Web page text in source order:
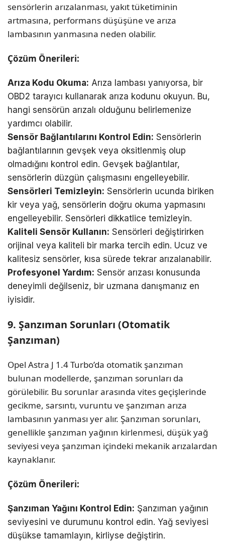
sensörlerin arızalanması, yakıt tüketiminin
artmasına, performans düşüşüne ve arıza
lambasının yanmasına neden olabilir.
Çözüm Önerileri:
Arıza Kodu Okuma: Arıza lambası yanıyorsa, bir
OBD2 tarayıcı kullanarak arıza kodunu okuyun. Bu,
hangi sensörün arızalı olduğunu belirlemenize
yardımcı olabilir.
Sensör Bağlantılarını Kontrol Edin: Sensörlerin
bağlantılarının gevşek veya oksitlenmiş olup
olmadığını kontrol edin. Gevşek bağlantılar,
sensörlerin düzgün çalışmasını engelleyebilir.
Sensörleri Temizleyin: Sensörlerin ucunda biriken
kir veya yağ, sensörlerin doğru okuma yapmasını
engelleyebilir. Sensörleri dikkatlice temizleyin.
Kaliteli Sensör Kullanın: Sensörleri değiştirirken
orijinal veya kaliteli bir marka tercih edin. Ucuz ve
kalitesiz sensörler, kısa sürede tekrar arızalanabilir.
Profesyonel Yardım: Sensör arızası konusunda
deneyimli değilseniz, bir uzmana danışmanız en
iyisidir.
9. Şanzıman Sorunları (Otomatik
Şanzıman)
Opel Astra J 1.4 Turbo’da otomatik şanzıman
bulunan modellerde, şanzıman sorunları da
görülebilir. Bu sorunlar arasında vites geçişlerinde
gecikme, sarsıntı, vuruntu ve şanzıman arıza
lambasının yanması yer alır. Şanzıman sorunları,
genellikle şanzıman yağının kirlenmesi, düşük yağ
seviyesi veya şanzıman içindeki mekanik arızalardan
kaynaklanır.
Çözüm Önerileri:
Şanzıman Yağını Kontrol Edin: Şanzıman yağının
seviyesini ve durumunu kontrol edin. Yağ seviyesi
düşükse tamamlayın, kirliyse değiştirin.